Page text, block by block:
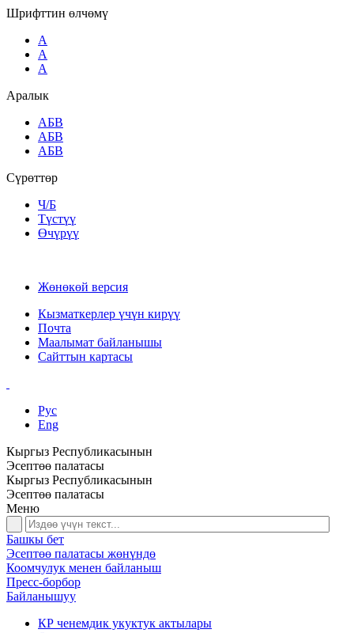
Шрифттин өлчөмү
A
A
A
Аралык
AБВ
AБВ
AБВ
Сүрөттөр
Ч/Б
Түстүү
Өчүрүү
Жөнөкөй версия
Кызматкерлер үчүн кирүү
Почта
Маалымат байланышы
Сайттын картасы
Рус
Eng
Кыргыз Республикасынын
Эсептөө палатасы
Кыргыз Республикасынын
Эсептөө палатасы
Меню
Башкы бет
Эсептөө палатасы жөнүндө
Коомчулук менен байланыш
Пресс-борбор
Байланышуу
КР ченемдик укуктук актылары